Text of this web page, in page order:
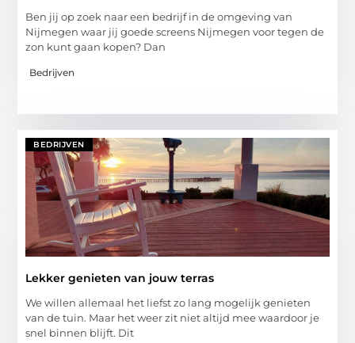
Ben jij op zoek naar een bedrijf in de omgeving van
Nijmegen waar jij goede screens Nijmegen voor tegen de
zon kunt gaan kopen? Dan
Bedrijven
BEDRIJVEN
Lekker genieten van jouw terras
We willen allemaal het liefst zo lang mogelijk genieten
van de tuin. Maar het weer zit niet altijd mee waardoor je
snel binnen blijft. Dit